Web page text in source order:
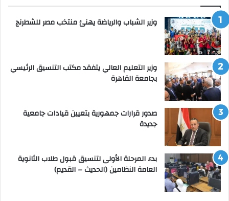
وزير الشباب والرياضة يهنئ منتخب مصر للشطرنج
وزير التعليم العالي يتفقد مكتب التنسيق الرئيسي
بجامعة القاهرة
صدور قرارات جمهورية بتعيين قيادات جامعية
جديدة
بدء المرحلة الأولى لتنسيق قبول طلاب الثانوية
العامة النظامين (الحديث – القديم)